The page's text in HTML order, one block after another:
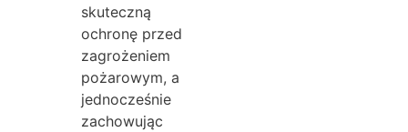
skuteczną
ochronę przed
zagrożeniem
pożarowym, a
jednocześnie
zachowując